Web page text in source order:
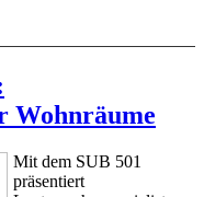
Mit dem SUB 501
präsentiert